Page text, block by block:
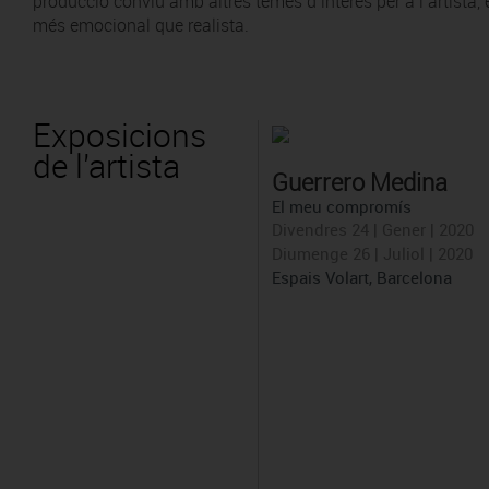
més emocional que realista.
Exposicions
de l'artista Guerrero Medina
El meu compromís
Espais Volart, Barcelona